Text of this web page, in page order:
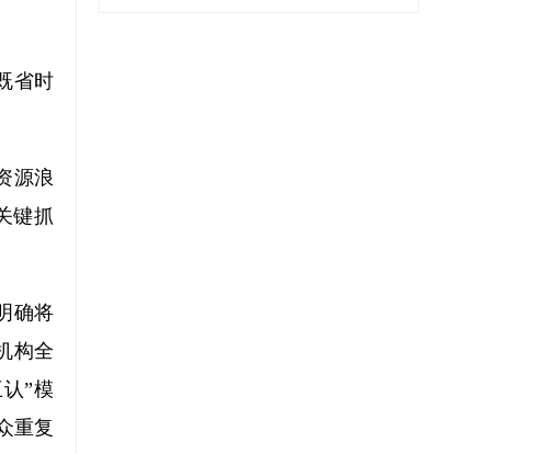
省时
源浪
键抓
确将
构全
”模
重复